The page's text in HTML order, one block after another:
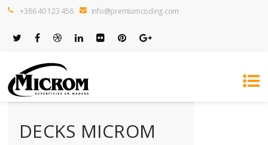
+386 40 123 456 info@premiumcoding.com
DECKS MICROM